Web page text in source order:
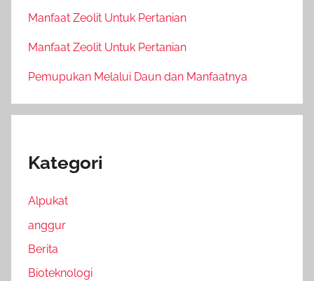
Manfaat Zeolit Untuk Pertanian
Manfaat Zeolit Untuk Pertanian
Pemupukan Melalui Daun dan Manfaatnya
Kategori
Alpukat
anggur
Berita
Bioteknologi